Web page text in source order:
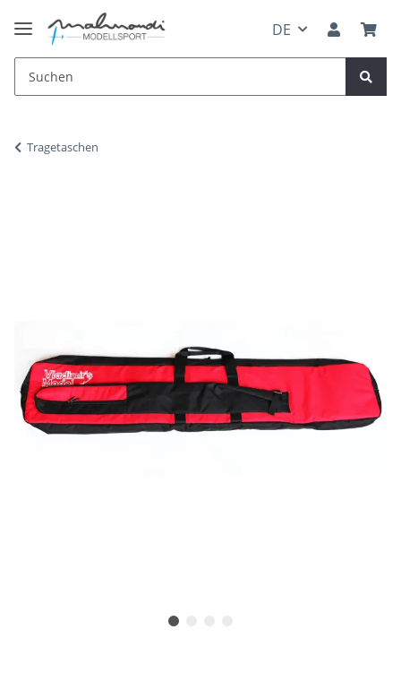
DE
Tragetaschen